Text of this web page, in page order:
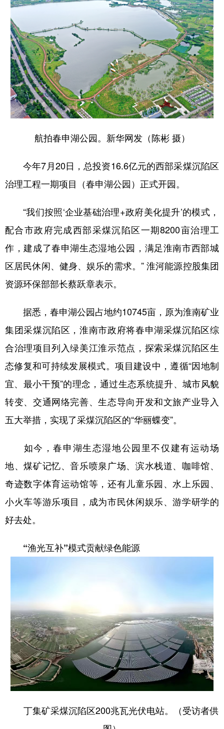
吉林 江苏
浙江 安徽 福建 江西
山东 湖北 湖南
广东 海南 重庆
四川 贵州 云南 西藏
新疆 内蒙古 黑龙江
多语种频道
Русский язык 日本語 한국어
Deutsch Português
航拍春申湖公园。新华网发（陈彬 摄）
今年7月20日，总投资16.6亿元的西部采煤沉陷区
治理工程一期项目（春申湖公园）正式开园。
“我们按照‘企业基础治理+政府美化提升’的模式，
配合市政府完成西部采煤沉陷区一期8200亩治理工
作，建成了春申湖生态湿地公园，满足淮南市西部城
区居民休闲、健身、娱乐的需求。” 淮河能源控股集团
资源环保部部长蔡跃章表示。
据悉，春申湖公园占地约10745亩，原为淮南矿业
集团采煤沉陷区，淮南市政府将春申湖采煤沉陷区综
合治理项目列入绿美江淮示范点，探索采煤沉陷区生
态修复和可持续发展模式。项目建设中，遵循“因地制
宜、最小干预”的理念，通过生态系统提升、城市风貌
转变、交通网络完善、生态导向开发和文旅产业导入
五大举措，实现了采煤沉陷区的“华丽蝶变”。
如今，春申湖生态湿地公园里不仅建有运动场
地、煤矿记忆、音乐喷泉广场、滨水栈道、咖啡馆、
奇迹数字体育运动馆等，还有儿童乐园、水上乐园、
小火车等游乐项目，成为市民休闲娱乐、游学研学的
好去处。
“渔光互补”模式贡献绿色能源
丁集矿采煤沉陷区200兆瓦光伏电站。（受访者供